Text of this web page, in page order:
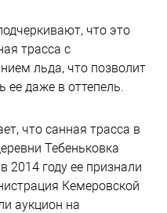
что это
трасса с
льда, что позволит
ее даже в оттепель.
что санная трасса в
Тебеньковка
2014 году ее признали
Кемеровской
аукцион на